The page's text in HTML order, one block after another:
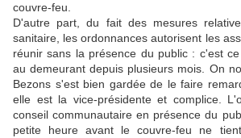
couvre-feu.
D'autre part, du fait des mesures
sanitaire, les ordonnances autorisent les
réunir sans la présence du public : c'est
au demeurant depuis plusieurs mois. On
Bezons s'est bien gardée de le faire
elle est la vice-présidente et complice.
conseil communautaire en présence du
petite heure avant le couvre-feu ne